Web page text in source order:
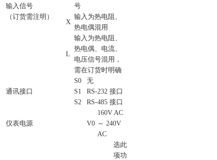
输入信号
（订货需注明）
号
X
输入为热电阻、
热电偶混用
L
输入为热电阻、
热电偶、电流、
电压信号混用，
需在订货时明确
通讯接口
S0
无
S1
RS-232 接口
S2
RS-485 接口
仪表电源 V0
160V AC
～ 240V
AC
选此
项功